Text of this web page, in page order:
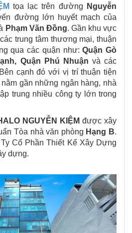
tọa lạc trên đường
Nguyễn
đường lớn huyết mạch của
Phạm Văn Đồng. Gần khu vực
trung tâm thương mại, thuận
qua các quận như:Quận Gò
Quận Phú Nhuận và các
cạnh đó với vị trí thuận tiện
gần những ngân hàng, nhà
trung nhiều công ty lớn trong
NGUYỄN KIỆM được xây
Tòa nhà văn phòng Hạng B.
Cổ Phần Thiết Kế Xây Dựng
dựng.